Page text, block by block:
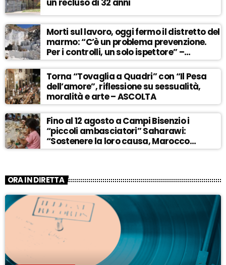
un recluso di 32 anni
Morti sul lavoro, oggi fermo il distretto del
marmo: “C’è un problema prevenzione.
Per i controlli, un solo ispettore” –
ASCOLTA
Torna “Tovaglia a Quadri” con “Il Pesa
dell’amore”, riflessione su sessualità,
moralità e arte – ASCOLTA
Fino al 12 agosto a Campi Bisenzio i
“piccoli ambasciatori” Saharawi:
“Sostenere la loro causa, Marocco
sempre più invadente” – ASCOLTA
ORA IN DIRETTA